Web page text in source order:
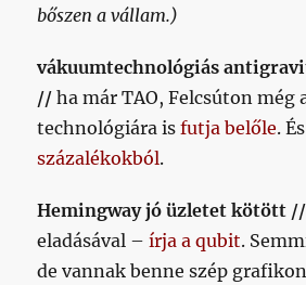
bőszen a vállam.)
vákuumtechnológiás
// ha már TAO, Felcsúton még
technológiára isfutja belőle.
százalékokból.
Hemingway jó üzletet kötött
eladásával –írja a qubit.
de vannak benne szép